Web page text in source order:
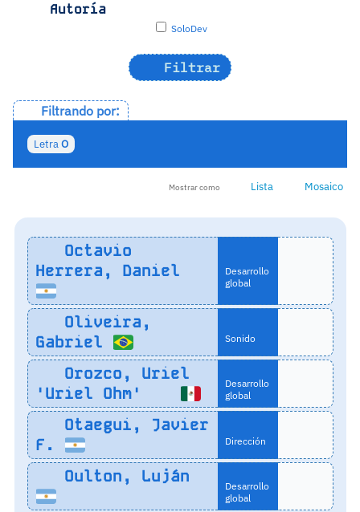
Autoría
SoloDev
Filtrar
Filtrando por:
LetraO
Mostrar como Lista Mosaico
Octavio
Herrera, Daniel
Desarrollo
global
Oliveira,
Gabriel
Sonido
Orozco, Uriel
'Uriel Ohm'
Desarrollo
global
Otaegui, Javier
F.
Dirección
Oulton, Luján
Desarrollo
global